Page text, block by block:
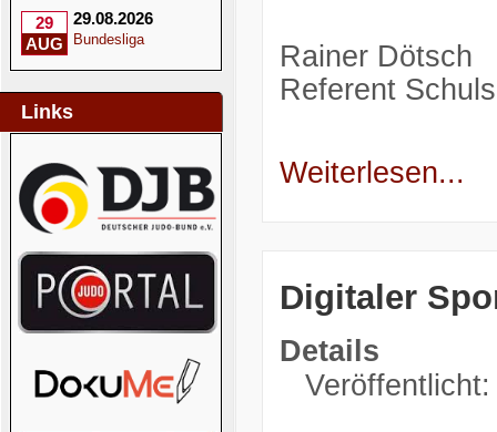
29
AUG
29.08.2026
Bundesliga
Links
Rainer Dötsch
Referent
Weiterlesen...
Digitaler
Details